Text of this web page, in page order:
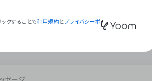
ックすることで利用規約とプライバシーポ